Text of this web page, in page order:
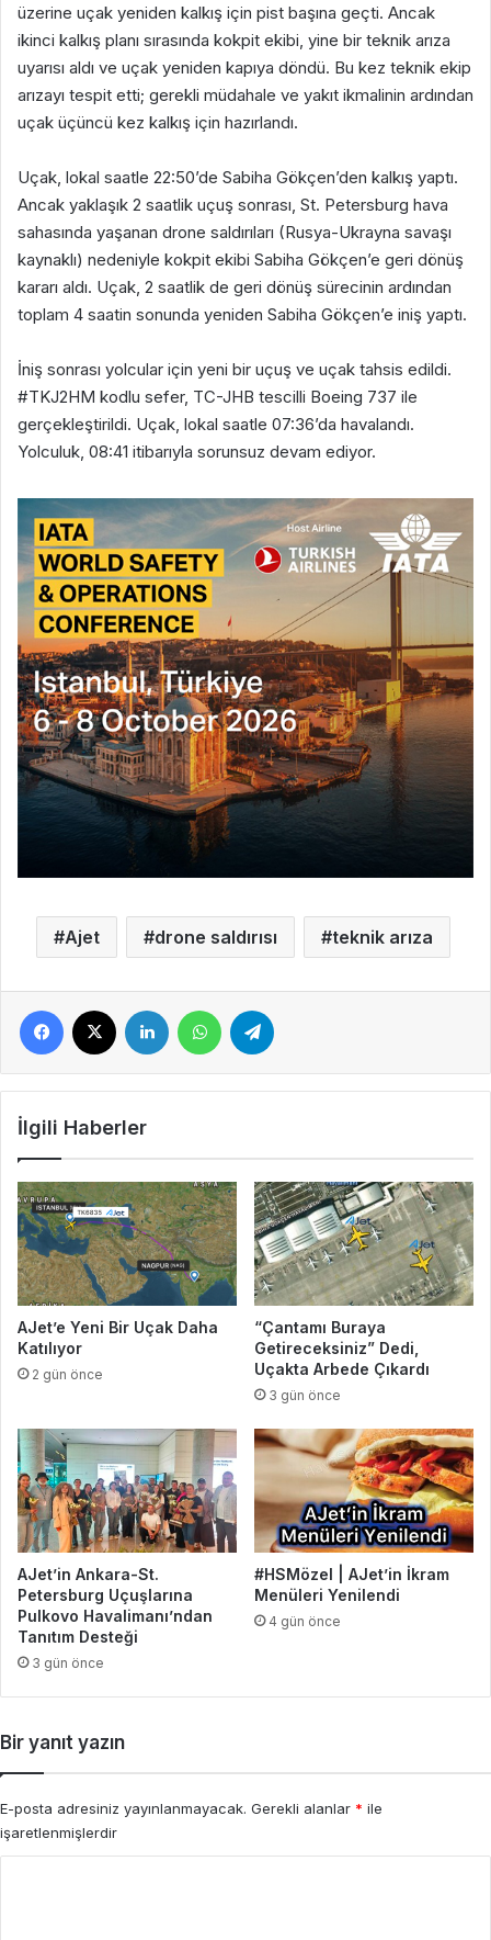
üzerine uçak yeniden kalkış için pist başına geçti. Ancak
ikinci kalkış planı sırasında kokpit ekibi, yine bir teknik arıza
uyarısı aldı ve uçak yeniden kapıya döndü. Bu kez teknik ekip
arızayı tespit etti; gerekli müdahale ve yakıt ikmalinin ardından
uçak üçüncü kez kalkış için hazırlandı.
Uçak, lokal saatle 22:50’de Sabiha Gökçen’den kalkış yaptı.
Ancak yaklaşık 2 saatlik uçuş sonrası, St. Petersburg hava
sahasında yaşanan drone saldırıları (Rusya-Ukrayna savaşı
kaynaklı) nedeniyle kokpit ekibi Sabiha Gökçen’e geri dönüş
kararı aldı. Uçak, 2 saatlik de geri dönüş sürecinin ardından
toplam 4 saatin sonunda yeniden Sabiha Gökçen’e iniş yaptı.
İniş sonrası yolcular için yeni bir uçuş ve uçak tahsis edildi.
#TKJ2HM kodlu sefer, TC-JHB tescilli Boeing 737 ile
gerçekleştirildi. Uçak, lokal saatle 07:36’da havalandı.
Yolculuk, 08:41 itibarıyla sorunsuz devam ediyor.
Ajet drone saldırısı teknik arıza
Facebook LinkedIn WhatsApp
İlgili Haberler
AJet’e Yeni Bir Uçak Daha
Katılıyor
2 gün önce
“Çantamı Buraya
Getireceksiniz” Dedi,
Uçakta Arbede Çıkardı
3 gün önce
AJet’in Ankara-St.
Petersburg Uçuşlarına
Pulkovo Havalimanı’ndan
Tanıtım Desteği
3 gün önce
#HSMözel | AJet’in İkram
Menüleri Yenilendi
4 gün önce
Bir yanıt yazın
E-posta adresiniz yayınlanmayacak. Gerekli alanlar * ile
işaretlenmişlerdir